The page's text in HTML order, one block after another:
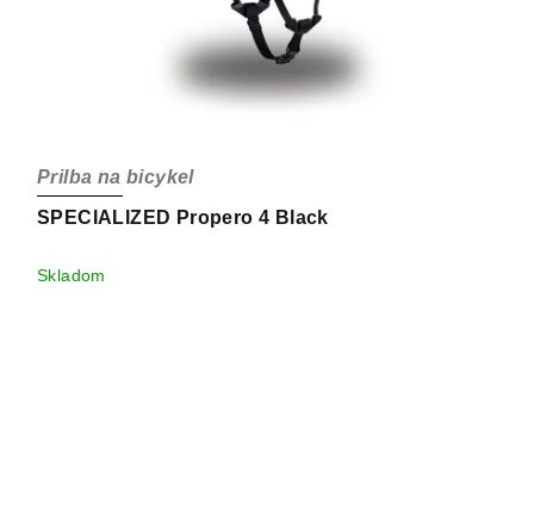
SPECIALIZED Propero 4 Black
Prilba na bicykel
Skladom